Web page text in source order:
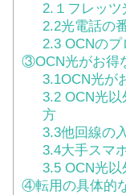
2.１フレッ
2.2光電話の
2.3 OCNの
③OCN光がお得
3.1OCN光が
3.2 OCN光
方
3.3他回線の
3.4大手スマ
3.5 OCN光以
④転用の具体的